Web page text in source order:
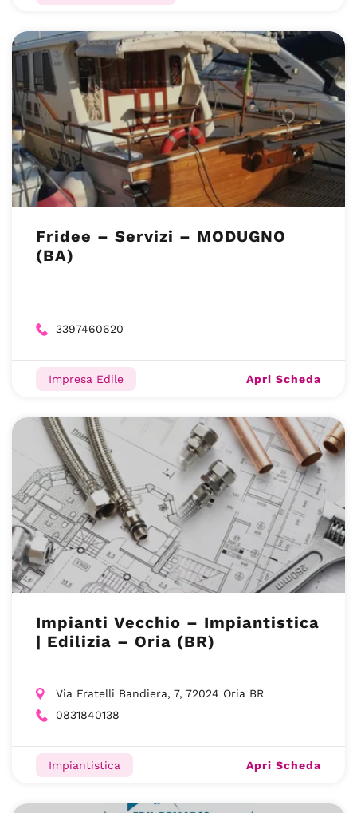
Fridee – Servizi – MODUGNO
(BA)
3397460620
Impresa Edile Apri Scheda
Impianti Vecchio – Impiantistica
| Edilizia – Oria (BR)
Via Fratelli Bandiera, 7, 72024 Oria BR
0831840138
Impiantistica Apri Scheda